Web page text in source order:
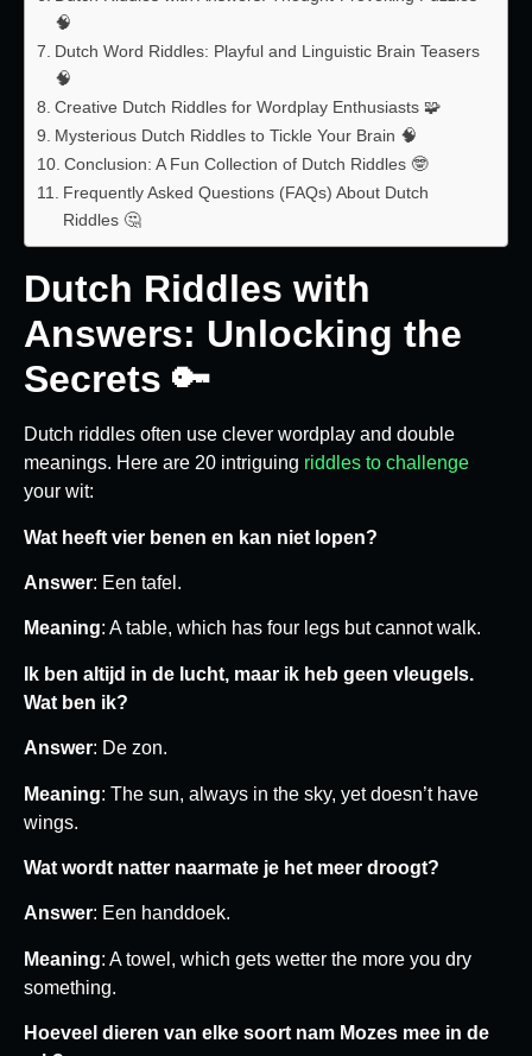
🧠
Dutch Word Riddles: Playful and Linguistic Brain Teasers
🧠
Creative Dutch Riddles for Wordplay Enthusiasts 🧩
Mysterious Dutch Riddles to Tickle Your Brain 🧠
Conclusion: A Fun Collection of Dutch Riddles 🤓
Frequently Asked Questions (FAQs) About Dutch
Riddles 🤔
Dutch Riddles with
Answers: Unlocking the
Secrets 🔑
Dutch riddles often use clever wordplay and double
meanings. Here are 20 intriguing riddles to challenge
your wit:
Wat heeft vier benen en kan niet lopen?
Answer: Een tafel.
Meaning: A table, which has four legs but cannot walk.
Ik ben altijd in de lucht, maar ik heb geen vleugels.
Wat ben ik?
Answer: De zon.
Meaning: The sun, always in the sky, yet doesn’t have
wings.
Wat wordt natter naarmate je het meer droogt?
Answer: Een handdoek.
Meaning: A towel, which gets wetter the more you dry
something.
Hoeveel dieren van elke soort nam Mozes mee in de